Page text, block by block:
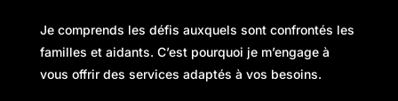
Je comprends les défis auxquels sont confrontés les
familles et aidants. C’est pourquoi je m’engage à
vous offrir des services adaptés à vos besoins.